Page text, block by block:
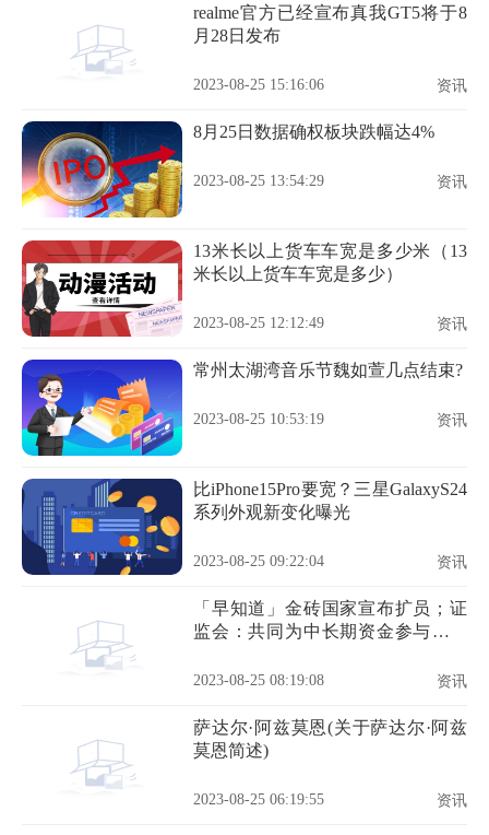
realme官方已经宣布真我GT5将于8
月28日发布
2023-08-25 15:16:06 资讯
8月25日数据确权板块跌幅达4%
2023-08-25 13:54:29 资讯
13米长以上货车车宽是多少米（13
米长以上货车车宽是多少）
2023-08-25 12:12:49 资讯
常州太湖湾音乐节魏如萱几点结束?
2023-08-25 10:53:19 资讯
比iPhone15Pro要宽？三星GalaxyS24
系列外观新变化曝光
2023-08-25 09:22:04 资讯
「早知道」金砖国家宣布扩员；证
监会：共同为中长期资金参与资本
2023-08-25 08:19:08 资讯
萨达尔·阿兹莫恩(关于萨达尔·阿兹
莫恩简述)
2023-08-25 06:19:55 资讯